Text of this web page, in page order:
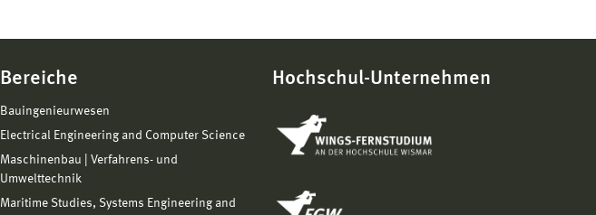
Bereiche
Bauingenieurwesen
Electrical Engineering and Computer Science
Maschinenbau | Verfahrens- und
Umwelttechnik
Maritime Studies, Systems Engineering and
Hochschul-Unternehmen